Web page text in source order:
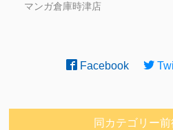
マンガ倉庫時津店
Facebook
同カテゴリー